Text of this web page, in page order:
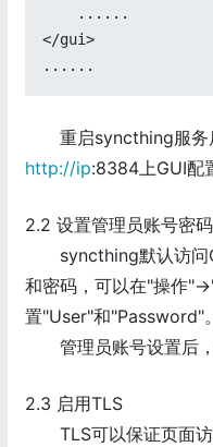
    ......
</gui>
重启syncthing服务
http://ip:8384上GUI配
2.2 设置管理员账号密码
syncthing默认访问
和密码，可以在"操作"-
置"User"和"Password"。
管理员账号设置后，
2.3 启用TLS
TLS可以保证页面访